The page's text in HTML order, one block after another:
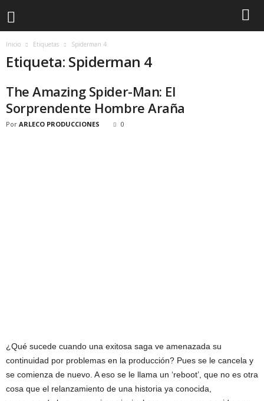
Inicio Etiquetas Spiderman 4
Etiqueta: Spiderman 4
The Amazing Spider-Man: El
Sorprendente Hombre Araña
Por ARLECO PRODUCCIONES 0
¿Qué sucede cuando una exitosa saga ve amenazada su
continuidad por problemas en la producción? Pues se le cancela y
se comienza de nuevo. A eso se le llama un ‘reboot’, que no es otra
cosa que el relanzamiento de una historia ya conocida,